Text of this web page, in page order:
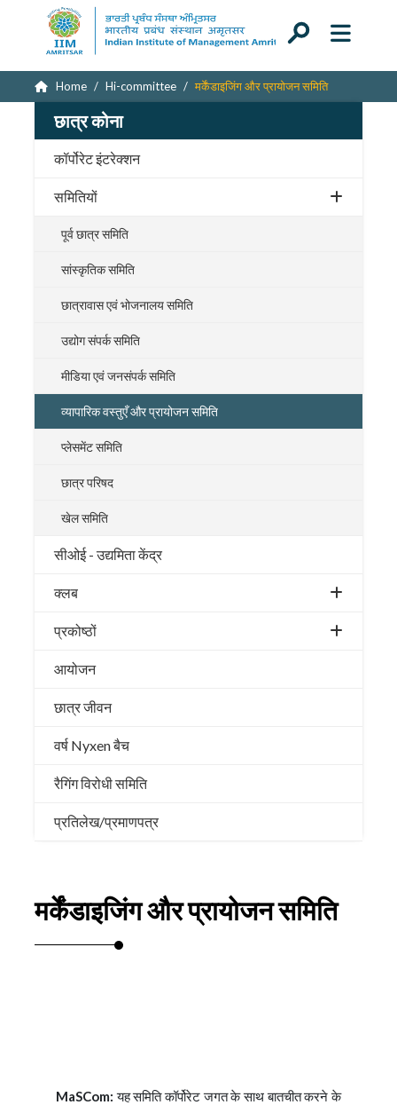
Home Hi-committee मर्केंडाइजिंग और प्रायोजन समिति
छात्र कोना
कॉर्पोरेट इंटरेक्शन
समितियों
पूर्व छात्र समिति
सांस्कृतिक समिति
छात्रावास एवं भोजनालय समिति
उद्योग संपर्क समिति
मीडिया एवं जनसंपर्क समिति
व्यापारिक वस्तुएँ और प्रायोजन समिति
प्लेसमेंट समिति
छात्र परिषद
खेल समिति
सीओई - उद्यमिता केंद्र
क्लब
प्रकोष्ठों
आयोजन
छात्र जीवन
वर्ष Nyxen बैच
रैगिंग विरोधी समिति
प्रतिलेख/प्रमाणपत्र
मर्केंडाइजिंग और प्रायोजन समिति
MaSCom: यह समिति कॉर्पोरेट जगत के साथ बातचीत करने के